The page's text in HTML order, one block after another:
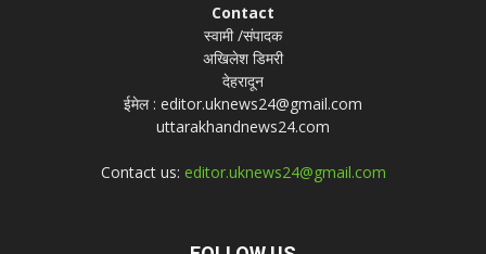
Contact
स्वामी /संपादक
अखिलेश डिमरी
देहरादून
ईमेल : editor.uknews24@gmail.com
uttarakhandnews24.com
Contact us: editor.uknews24@gmail.com